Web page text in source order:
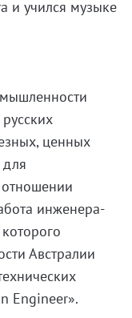
и учился музыке
ценных
для
отношении
инженера-
Австралии
Engineer».